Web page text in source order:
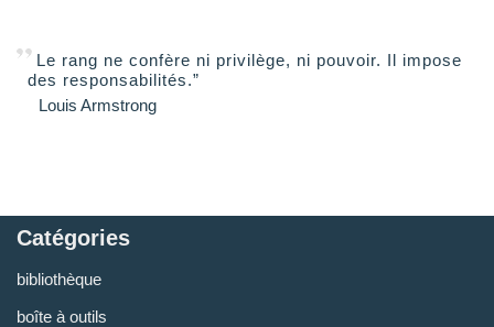
Le rang ne confère ni privilège, ni pouvoir. Il impose
des responsabilités.”
Louis Armstrong
Catégories
bibliothèque
boîte à outils